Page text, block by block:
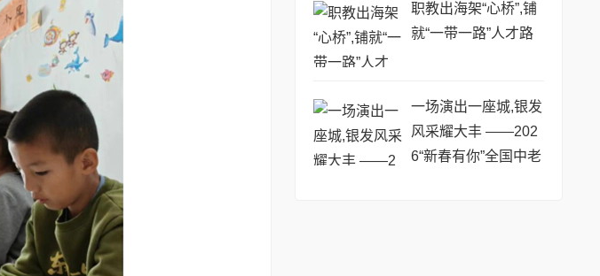
​职教出海架“心桥”,铺
就“一带一路”人才路
一场演出一座城,银发
风采耀大丰 ——202
6“新春有你”全国中老